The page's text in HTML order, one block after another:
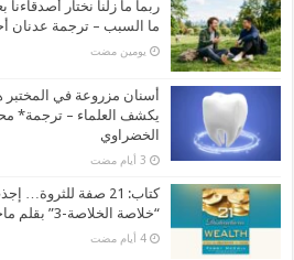
ربما ما زلنا نختار
ما السبب – ترجمة عدنان
‏يومين مضت
أسنان مزروعة في
يكشف العلماء – ترجمة*
الخضراوي
كتاب: 21 صفة
“خلاصة الخلاصة-3” بقلم ماجد علي المزين
‏4 أيام مضت